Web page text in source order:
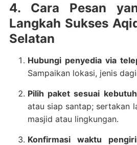
4. Cara Pesan
Langkah Sukses
Selatan
Hubungi penyedia via
Sampaikan lokasi, jenis
Pilih paket sesuai
atau siap santap; sertakan
masjid atau lingkungan.
Konfirmasi waktu